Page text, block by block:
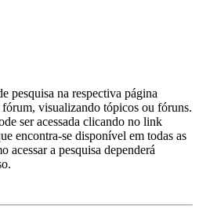
pesquisa na respectiva página
visualizando tópicos ou fóruns.
ser acessada clicando no link
encontra-se disponível em todas as
acessar a pesquisa dependerá